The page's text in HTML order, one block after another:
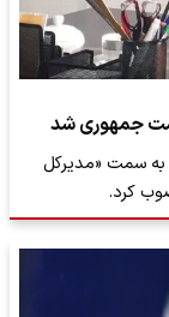
جمهوری شد
به سمت «مدیرکل
کرد.